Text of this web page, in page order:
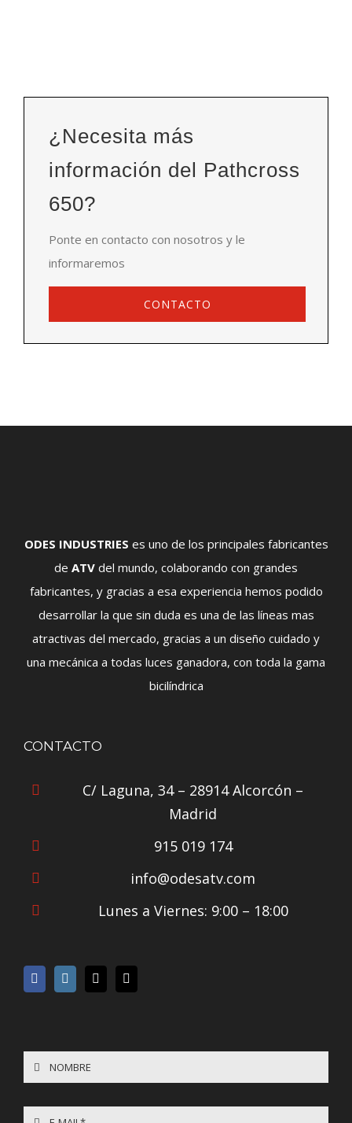
¿Necesita más
información del Pathcross
650?
Ponte en contacto con nosotros y le
informaremos
CONTACTO
ODES INDUSTRIES es uno de los principales fabricantes
de ATV del mundo, colaborando con grandes
fabricantes, y gracias a esa experiencia hemos podido
desarrollar la que sin duda es una de las líneas mas
atractivas del mercado, gracias a un diseño cuidado y
una mecánica a todas luces ganadora, con toda la gama
bicilíndrica
CONTACTO
C/ Laguna, 34 – 28914 Alcorcón –
Madrid
915 019 174
info@odesatv.com
Lunes a Viernes: 9:00 – 18:00